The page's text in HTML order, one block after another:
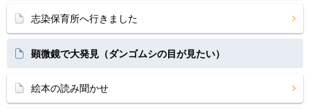
志染保育所へ行きました
顕微鏡で大発見（ダンゴムシの目が見たい）
絵本の読み聞かせ